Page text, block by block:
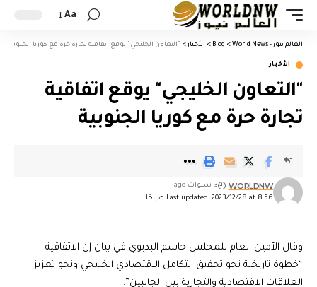
Aa
العالم نيوز - World News >
Blog
> الأخبار > "التعاون الخليجي" يوقع اتفاقية تجارة حرة مع كوريا الجنوبية
الأخبار
"التعاون الخليجي" يوقع اتفاقية
تجارة حرة مع كوريا الجنوبية
Last updated: 2023/12/28 at 8:56 صباحًا
WORLDNW 3 سنوات ago
وقال الأمين العام للمجلس جاسم البديوي في بيان إن الاتفاقية
“خطوة تاريخية نحو تحقيق التكامل الاقتصادي الخليجي ونحو تعزيز
العلاقات الاقتصادية والتجارية بين الجانبين”.